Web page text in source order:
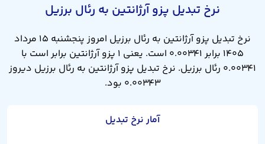
نرخ تبدیل پزو آرژانتین به رئال برزیل
نرخ تبدیل پزو آرژانتین به رئال برزیل امروز پنجشنبه ۱۵ مرداد
۱۴۰۵ برابر ۰.۰۰۳۴۱ است. یعنی ۱ پزو آرژانتین برابر است با
۰.۰۰۳۴۱ رئال برزیل. نرخ تبدیل پزو آرژانتین به رئال برزیل دیروز
۰.۰۰۳۴۳ بود.
آمار نرخ تبدیل